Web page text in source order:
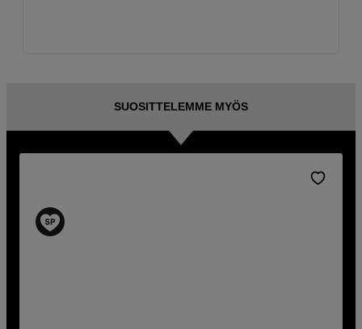
SUOSITTELEMME MYÖS